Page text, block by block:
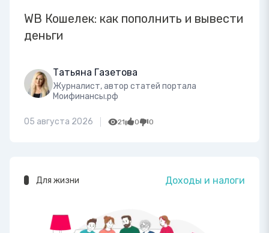
WB Кошелек: как пополнить и вывести
деньги
Татьяна Газетова
Журналист, автор статей портала
Моифинансы.рф
05 августа 2026 21 0 0
Для жизни Доходы и налоги